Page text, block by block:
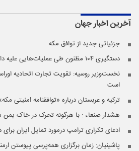
آخرین اخبارجهان
جزئیاتی جدید از توافق مکه
دستگیری ۱۰۴ مظنون طی عملیات‌هایی علیه داعش در ترکیه
نخست‌وزیر روسیه:‌ تقویت تجارت اتحادیه
است
ترکیه و عربستان درباره «توافقنامه امنیتی
هشدار صنعاء : با هرگونه تحرک در خاک یمن
ادعای تکراری ترامپ درمورد تمایل ایران برای
پاشینیان: زمان برگزاری همه‌پرسی پیوستن